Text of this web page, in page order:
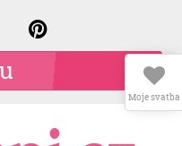
Moje svatba